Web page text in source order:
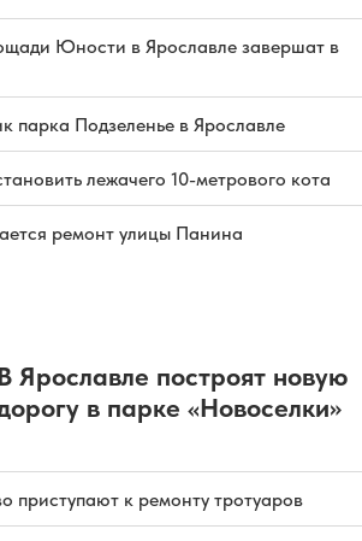
Юности в Ярославле завершат в
парка Подзеленье в Ярославле
лежачего 10-метрового кота
ремонт улицы Панина
Ярославле построят новую
в парке «Новоселки»
приступают к ремонту тротуаров